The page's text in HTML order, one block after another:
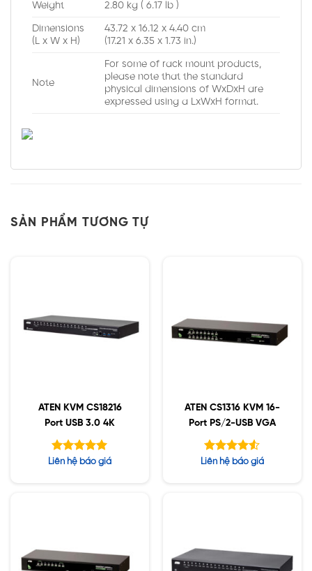
Weight 2.80 kg ( 6.17 lb )
Dimensions
(L x W x H)
43.72 x 16.12 x 4.40 cm
(17.21 x 6.35 x 1.73 in.)
Note
For some of rack mount products,
please note that the standard
physical dimensions of WxDxH are
expressed using a LxWxH format.
SẢN PHẨM TƯƠNG TỰ
ATEN KVM CS18216
Port USB 3.0 4K
Được xếp
Liên hệ báo giá
ATEN CS1316 KVM 16-
Port PS/2-USB VGA
Được xếp
Liên hệ báo giá